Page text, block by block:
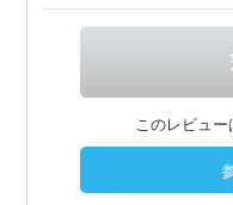
このレビュー